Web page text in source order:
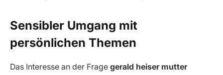
Sensibler Umgang mit
persönlichen Themen
Das Interesse an der Frage gerald heiser mutter